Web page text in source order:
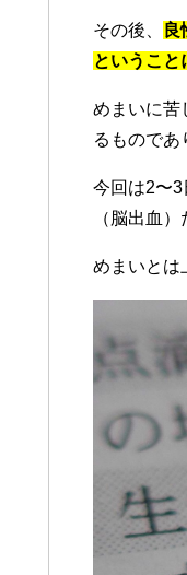
その後、
ということ
めまいに苦
るものであ
今回は2〜
（脳出血
めまいとは